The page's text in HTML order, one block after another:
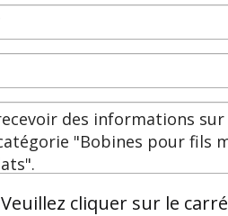
Veuillez cliquer sur le carré